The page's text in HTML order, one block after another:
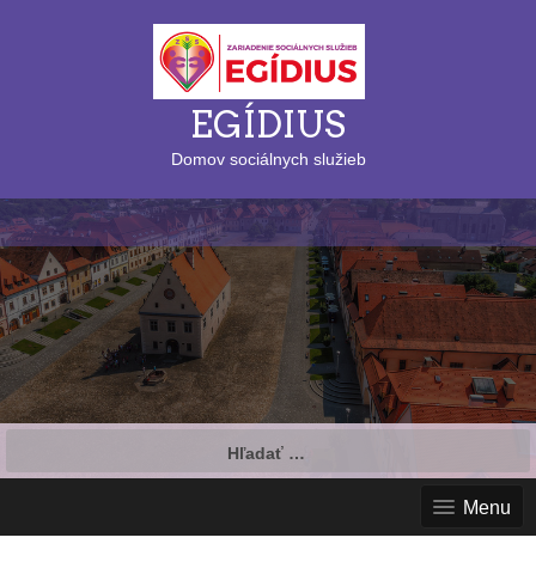
EGÍDIUS
Domov sociálnych služieb
Menu